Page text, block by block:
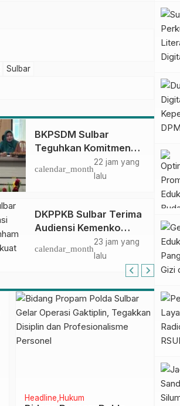
Sulbar
BKPSDM Sulbar
Teguhkan Komitmen
Pengembangan
Kompetensi ASN
Perjanjian Tugas
Belajar 2026
calendar_month
22 jam yang
lalu
DKPPKB Sulbar Terima
Audiensi Kemenko
Kumham Imipas RI,
Perkuat Pelayanan
calendar_month
23 jam yang
lalu
Ragam